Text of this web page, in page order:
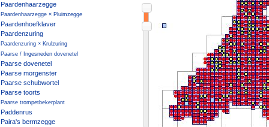
Paardenhaarzegge
Paardenhaarzegge × Pluimzegge
Paardenhoefklaver
Paardenzuring
Paardenzuring × Krulzuring
Paarse / Ingesneden dovenetel
Paarse dovenetel
Paarse morgenster
Paarse schubwortel
Paarse toorts
Paarse trompetbekerplant
Paddenrus
Paira's bermzegge